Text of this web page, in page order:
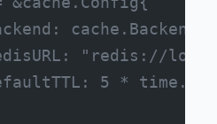
"redis://
5 *